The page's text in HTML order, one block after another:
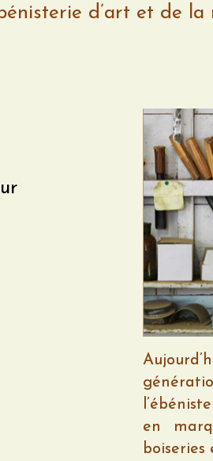
d’art et de
en
boiseries